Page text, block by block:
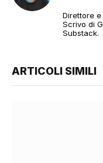
Direttore
Scrivo di
Substack.
ARTICOLI SIMILI